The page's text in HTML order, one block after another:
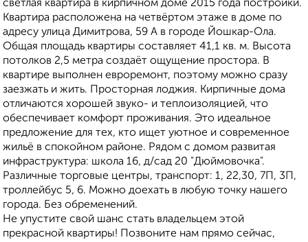
светлая квартира в кирпичном доме 2015 года постройки.
Квартира расположена на четвёртом этаже в доме по
адресу улица Димитрова, 59 А в городе Йошкар-Ола.
Общая площадь квартиры составляет 41,1 кв. м. Высота
потолков 2,5 метра создаёт ощущение простора. В
квартире выполнен евроремонт, поэтому можно сразу
заезжать и жить. Просторная лоджия. Кирпичные дома
отличаются хорошей звуко- и теплоизоляцией, что
обеспечивает комфорт проживания. Это идеальное
предложение для тех, кто ищет уютное и современное
жильё в спокойном районе. Рядом с домом развитая
инфраструктура: школа 16, д/сад 20 "Дюймовочка".
Различные торговые центры, транспорт: 1, 22,30, 7П, 3П,
троллейбус 5, 6. Можно доехать в любую точку нашего
города. Без обременений.
Не упустите свой шанс стать владельцем этой
прекрасной квартиры! Позвоните нам прямо сейчас,